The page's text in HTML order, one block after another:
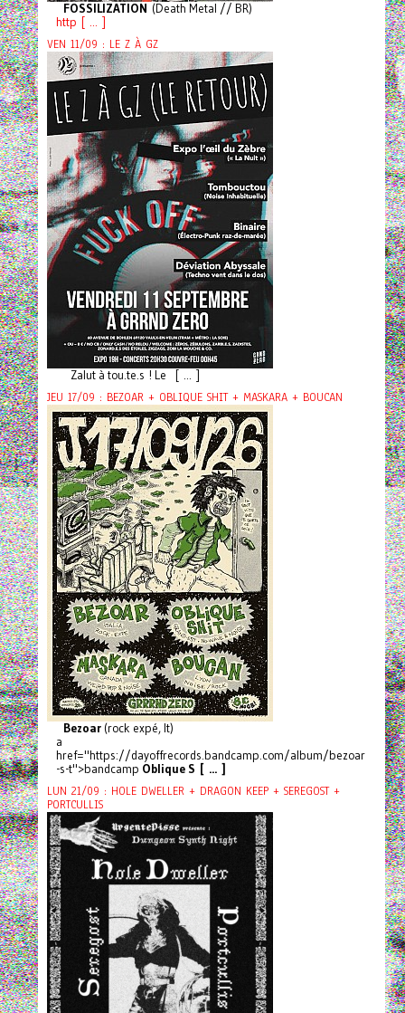
FOSSILIZATION (Death Metal // BR)
http [ ... ]
VEN 11/09 : LE Z À GZ
Zalut à tou.te.s ! Le [ ... ]
JEU 17/09 : BEZOAR + OBLIQUE SHIT + MASKARA + BOUCAN
Bezoar(rock expé, It)
a
href="https://dayoffrecords.bandcamp.com/album/bezoar
-s-t">bandcamp Oblique S [ ... ]
LUN 21/09 : HOLE DWELLER + DRAGON KEEP + SEREGOST +
PORTCULLIS